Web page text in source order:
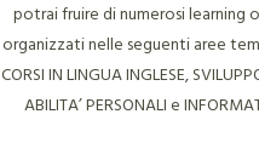
potrai fruire di numerosi learning
organizzati nelle seguenti aree
CORSI IN LINGUA INGLESE,
ABILITA’ PERSONALI e